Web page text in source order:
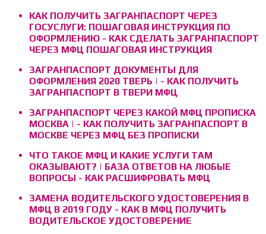
КАК ПОЛУЧИТЬ ЗАГРАНПАСПОРТ ЧЕРЕЗ
ГОСУСЛУГИ: ПОШАГОВАЯ ИНСТРУКЦИЯ ПО
ОФОРМЛЕНИЮ - КАК СДЕЛАТЬ ЗАГРАНПАСПОРТ
ЧЕРЕЗ МФЦ ПОШАГОВАЯ ИНСТРУКЦИЯ
ЗАГРАНПАСПОРТ ДОКУМЕНТЫ ДЛЯ
ОФОРМЛЕНИЯ 2020 ТВЕРЬ | - КАК ПОЛУЧИТЬ
ЗАГРАНПАСПОРТ В ТВЕРИ МФЦ
ЗАГРАНПАСПОРТ ЧЕРЕЗ КАКОЙ МФЦ ПРОПИСКА
МОСКВА | - КАК ПОЛУЧИТЬ ЗАГРАНПАСПОРТ В
МОСКВЕ ЧЕРЕЗ МФЦ БЕЗ ПРОПИСКИ
ЧТО ТАКОЕ МФЦ И КАКИЕ УСЛУГИ ТАМ
ОКАЗЫВАЮТ? | БАЗА ОТВЕТОВ НА ЛЮБЫЕ
ВОПРОСЫ - КАК РАСШИФРОВАТЬ МФЦ
ЗАМЕНА ВОДИТЕЛЬСКОГО УДОСТОВЕРЕНИЯ В
МФЦ В 2019 ГОДУ - КАК В МФЦ ПОЛУЧИТЬ
ВОДИТЕЛЬСКОЕ УДОСТОВЕРЕНИЕ